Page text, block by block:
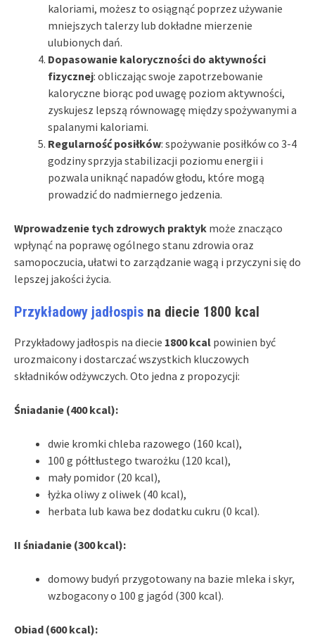
kaloriami, możesz to osiągnąć poprzez używanie
mniejszych talerzy lub dokładne mierzenie
ulubionych dań.
Dopasowanie kaloryczności do aktywności
fizycznej: obliczając swoje zapotrzebowanie
kaloryczne biorąc pod uwagę poziom aktywności,
zyskujesz lepszą równowagę między spożywanymi a
spalanymi kaloriami.
Regularność posiłków: spożywanie posiłków co 3-4
godziny sprzyja stabilizacji poziomu energii i
pozwala uniknąć napadów głodu, które mogą
prowadzić do nadmiernego jedzenia.
Wprowadzenie tych zdrowych praktyk może znacząco
wpłynąć na poprawę ogólnego stanu zdrowia oraz
samopoczucia, ułatwi to zarządzanie wagą i przyczyni się do
lepszej jakości życia.
Przykładowy jadłospis na diecie 1800 kcal
Przykładowy jadłospis na diecie 1800 kcal powinien być
urozmaicony i dostarczać wszystkich kluczowych
składników odżywczych. Oto jedna z propozycji:
Śniadanie (400 kcal):
dwie kromki chleba razowego (160 kcal),
100 g półtłustego twarożku (120 kcal),
mały pomidor (20 kcal),
łyżka oliwy z oliwek (40 kcal),
herbata lub kawa bez dodatku cukru (0 kcal).
II śniadanie (300 kcal):
domowy budyń przygotowany na bazie mleka i skyr,
wzbogacony o 100 g jagód (300 kcal).
Obiad (600 kcal):